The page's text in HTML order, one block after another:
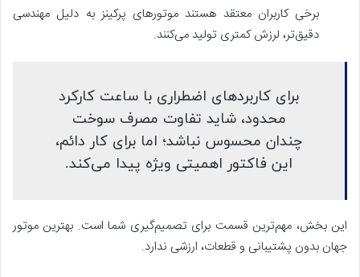
برخی کاربران معتقد هستند موتورهای پرکینز به دلیل مهندسی
دقیق‌تر، لرزش کمتری تولید می‌کنند.
برای کاربردهای اضطراری با ساعت کارکرد
محدود، شاید تفاوت مصرف سوخت
چندان محسوس نباشد؛ اما برای کار دائم،
این فاکتور اهمیتی ویژه‌ پیدا می‌کند.
این بخش، مهم‌ترین قسمت برای تصمیم‌گیری شما است. بهترین موتور
جهان بدون پشتیبانی و قطعات، ارزشی ندارد.